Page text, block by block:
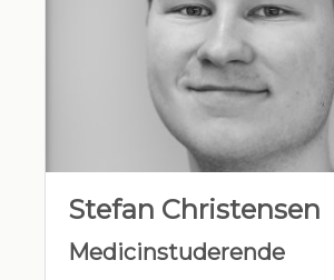
Stefan Christensen
Medicinstuderende